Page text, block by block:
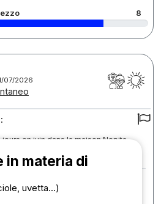
8
07/2026
en juin dans la maison Nepita ,
:
in materia di
uvetta...)